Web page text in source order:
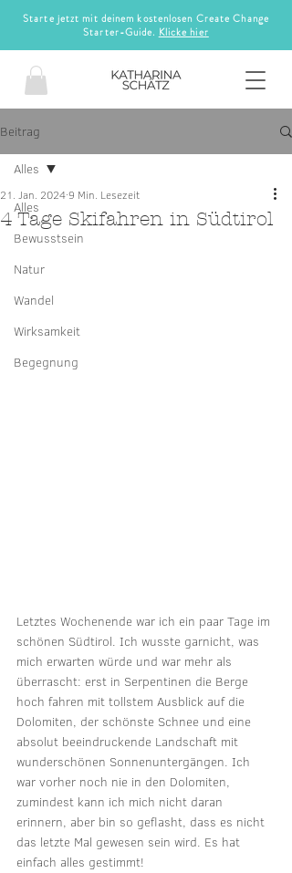
Starte jetzt mit deinem kostenlosen Create Change
Starter-Guide. Klicke hier
Beitrag
Alles
Bewusstsein
Natur
Wandel
Wirksamkeit
Begegnung
Alles
4 Tage Skifahren in Südtirol
21. Jan. 20249 Min. Lesezeit
Letztes Wochenende war ich ein paar Tage im
schönen Südtirol. Ich wusste garnicht, was
mich erwarten würde und war mehr als
überrascht: erst in Serpentinen die Berge
hoch fahren mit tollstem Ausblick auf die
Dolomiten, der schönste Schnee und eine
absolut beeindruckende Landschaft mit
wunderschönen Sonnenuntergängen. Ich
war vorher noch nie in den Dolomiten,
zumindest kann ich mich nicht daran
erinnern, aber bin so geflasht, dass es nicht
das letzte Mal gewesen sein wird. Es hat
einfach alles gestimmt!